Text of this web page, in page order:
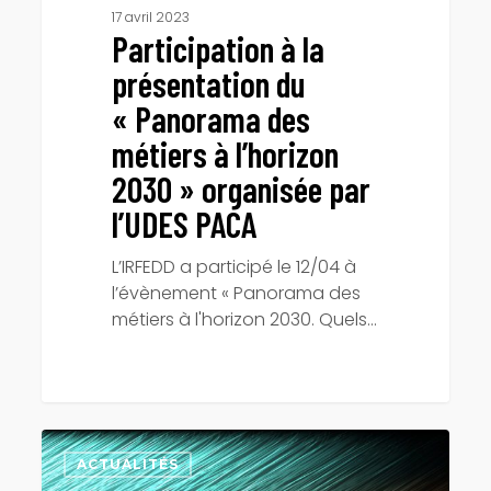
17 avril 2023
Participation à la
présentation du
« Panorama des
métiers à l’horizon
2030 » organisée par
l’UDES PACA
L’IRFEDD a participé le 12/04 à
l’évènement « Panorama des
métiers à l'horizon 2030. Quels…
Conseil
de
ACTUALITÉS